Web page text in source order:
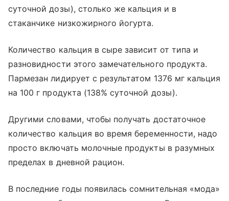
суточной дозы), столько же кальция и в
стаканчике низкожирного йогурта.
Количество кальция в сыре зависит от типа и
разновидности этого замечательного продукта.
Пармезан лидирует с результатом 1376 мг кальция
на 100 г продукта (138% суточной дозы).
Другими словами, чтобы получать достаточное
количество кальция во время беременности, надо
просто включать молочные продукты в разумных
пределах в дневной рацион.
В последние годы появилась сомнительная «мода»